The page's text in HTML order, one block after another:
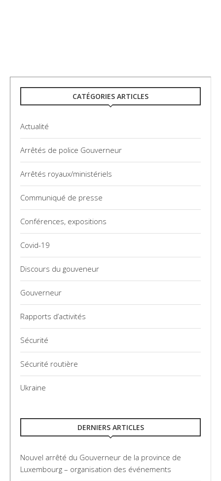
CATÉGORIES ARTICLES
Actualité
Arrêtés de police Gouverneur
Arrêtés royaux/ministériels
Communiqué de presse
Conférences, expositions
Covid-19
Discours du gouveneur
Gouverneur
Rapports d’activités
Sécurité
Sécurité routière
Ukraine
DERNIERS ARTICLES
Nouvel arrêté du Gouverneur de la province de
Luxembourg – organisation des événements